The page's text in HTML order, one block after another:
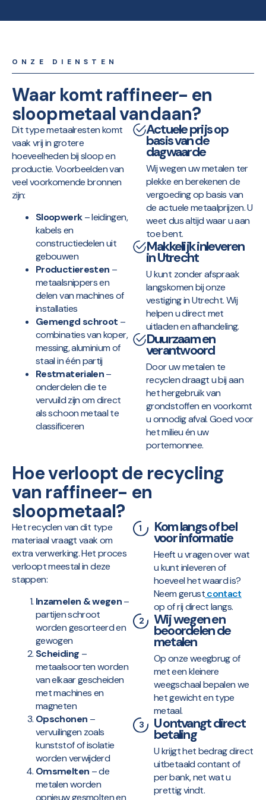
ONZE DIENSTEN
Waar komt raffineer- en
sloopmetaal vandaan?
Dit type metaalresten komt
vaak vrij in grotere
hoeveelheden bij sloop en
productie. Voorbeelden van
veel voorkomende bronnen
zijn:
Sloopwerk– leidingen,
kabels en
constructiedelen uit
gebouwen
Productieresten –
metaalsnippers en
delen van machines of
installaties
Gemengd schroot –
combinaties van koper,
messing, aluminium of
staal in één partij
Restmaterialen–
onderdelen die te
vervuild zijn om direct
als schoon metaal te
classificeren
Actuele prijs op
basis van de
dagwaarde
Wij wegen uw metalen ter
plekke en berekenen de
vergoeding op basis van
de actuele metaalprijzen. U
weet dus altijd waar u aan
toe bent.
Makkelijk inleveren
in Utrecht
U kunt zonder afspraak
langskomen bij onze
vestiging in Utrecht. Wij
helpen u direct met
uitladen en afhandeling.
Duurzaam en
verantwoord
Door uw metalen te
recyclen draagt u bij aan
het hergebruik van
grondstoffen en voorkomt
u onnodig afval. Goed voor
het milieu én uw
portemonnee.
Hoe verloopt de recycling
van raffineer- en
sloopmetaal?
Het recyclen van dit type
materiaal vraagt vaak om
extra verwerking. Het proces
verloopt meestal in deze
stappen:
Inzamelen & wegen–
partijen schroot
worden gesorteerd en
gewogen
Scheiding –
metaalsoorten worden
van elkaar gescheiden
met machines en
magneten
Opschonen –
vervuilingen zoals
kunststof of isolatie
worden verwijderd
Omsmelten – de
metalen worden
opnieuw gesmolten en
Kom langs of bel
voor informatie
Heeft u vragen over wat
u kunt inleveren of
hoeveel het waard is?
Neem gerustcontact
op of rij direct langs.
Wij wegen en
beoordelen de
metalen
Op onze weegbrug of
met een kleinere
weegschaal bepalen we
het gewicht en type
metaal.
U ontvangt direct
betaling
U krijgt het bedrag direct
uitbetaald contant of
per bank, net wat u
prettig vindt.